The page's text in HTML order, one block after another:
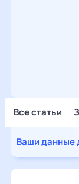
Все статьи
Ваши данные